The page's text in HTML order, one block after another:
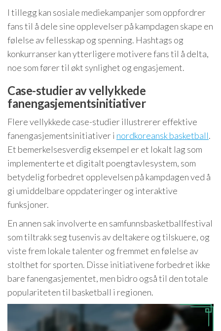
I tillegg kan sosiale mediekampanjer som oppfordrer
fans til å dele sine opplevelser på kampdagen skape en
følelse av fellesskap og spenning. Hashtags og
konkurranser kan ytterligere motivere fans til å delta,
noe som fører til økt synlighet og engasjement.
Case-studier av vellykkede
fanengasjementsinitiativer
Flere vellykkede case-studier illustrerer effektive
fanengasjementsinitiativer i nordkoreansk basketball.
Et bemerkelsesverdig eksempel er et lokalt lag som
implementerte et digitalt poengtavlesystem, som
betydelig forbedret opplevelsen på kampdagen ved å
gi umiddelbare oppdateringer og interaktive
funksjoner.
En annen sak involverte en samfunnsbasketballfestival
som tiltrakk seg tusenvis av deltakere og tilskuere, og
viste frem lokale talenter og fremmet en følelse av
stolthet for sporten. Disse initiativene forbedret ikke
bare fanengasjementet, men bidro også til den totale
populariteten til basketball i regionen.